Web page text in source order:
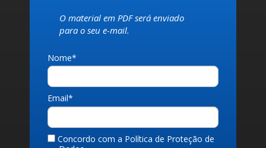
O material em PDF será enviado
para o seu e-mail.
Nome*
Email*
Concordo com a Política de Proteção de